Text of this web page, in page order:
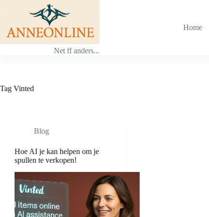
inhoud
Net ff anders...
Home
Tag Vinted
Blog
Hoe AI je kan helpen om je
spullen te verkopen!